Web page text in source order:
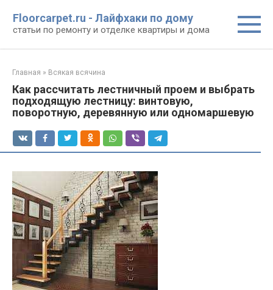
контенту
Floorcarpet.ru - Лайфхаки по дому
статьи по ремонту и отделке квартиры и дома
Главная » Всякая всячина
Как рассчитать лестничный проем и выбрать
подходящую лестницу: винтовую,
поворотную, деревянную или одномаршевую